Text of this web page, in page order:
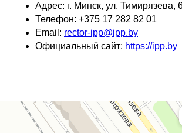
Адрес: г. Минск, ул. Тимирязева,
Телефон: +375 17 282 82 01
Email: rector-ipp@ipp.by
Официальный сайт: https://ipp.by
г. Минск, ул. Тимирязева, 65А — Яндекс Карты